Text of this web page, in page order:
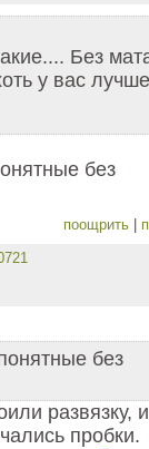
Без
у вас лучше
без
поощрить
без
развязку, и
пробки.